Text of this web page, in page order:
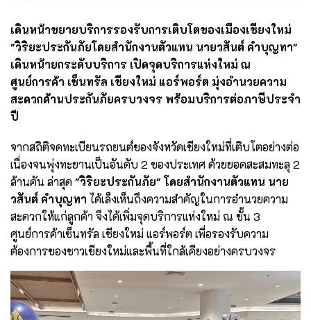
เดินหน้าขยายบริการรองรับการเติบโตของเมืองเชียงใหม่
"วิริยะประกันภัยโดยสำนักงานตัวแทน นายวสันต์ คำบุญทา"
เดินหน้ายกระดับบริการ เปิดจุดบริการแห่งใหม่ ณ
ศูนย์การค้า เซ็นทรัล เชียงใหม่ แอร์พอร์ต มุ่งอำนวยความ
สะดวกด้านประกันภัยครบวงจร พร้อมบริการต่อภาษีประจำ
ปี
จากสถิติจดทะเบียนรถยนต์ของจังหวัดเชียงใหม่ที่เติบโตอย่างต่อ
เนื่องจนพุ่งทะยานเป็นอันดับ 2 ของประเทศ ด้วยยอดสะสมทะลุ 2
ล้านคัน ล่าสุด"วิริยะประกันภัย" โดยสำนักงานตัวแทน นาย
วสันต์ คำบุญทา ได้เล็งเห็นถึงความสำคัญในการอำนวยความ
สะดวกให้แก่ลูกค้า จึงได้เพิ่มจุดบริการแห่งใหม่ ณ ชั้น 3
ศูนย์การค้าเซ็นทรัล เชียงใหม่ แอร์พอร์ต เพื่อรองรับความ
ต้องการของชาวเชียงใหม่และพื้นที่ใกล้เคียงอย่างครบวงจร